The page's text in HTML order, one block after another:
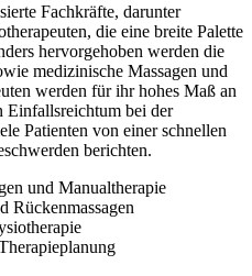
Fachkräfte, darunter
die eine breite Palette
hervorgehoben werden die
medizinische Massagen und
werden für ihr hohes Maß an
Einfallsreichtum bei der
Patienten von einer schnellen
berichten.
und Manualtherapie
Rückenmassagen